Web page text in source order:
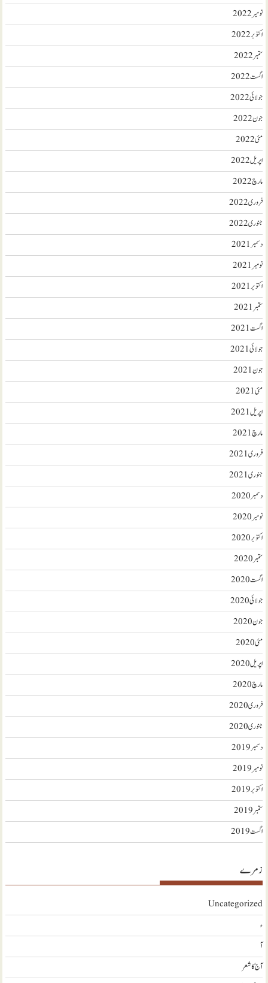
نومبر 2022
اکتوبر 2022
ستمبر 2022
اگست 2022
جولائی 2022
جون 2022
مئی 2022
اپریل 2022
مارچ 2022
فروری 2022
جنوری 2022
دسمبر 2021
نومبر 2021
اکتوبر 2021
ستمبر 2021
اگست 2021
جولائی 2021
جون 2021
مئی 2021
اپریل 2021
مارچ 2021
فروری 2021
جنوری 2021
دسمبر 2020
نومبر 2020
اکتوبر 2020
ستمبر 2020
اگست 2020
جولائی 2020
جون 2020
مئی 2020
اپریل 2020
مارچ 2020
فروری 2020
جنوری 2020
دسمبر 2019
نومبر 2019
اکتوبر 2019
ستمبر 2019
اگست 2019
زمرے
Uncategorized
ء
آ
آج کا شعر